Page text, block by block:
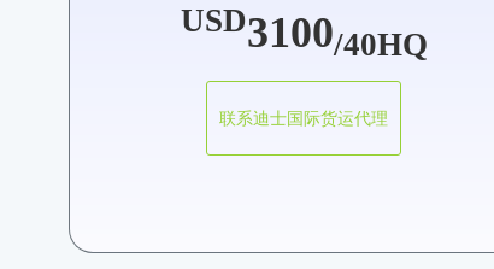
USD3100/40HQ
联系迪士国际货运代理